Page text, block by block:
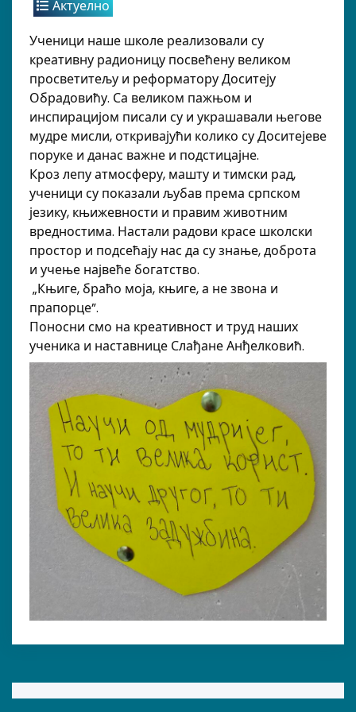
Актуелно
Ученици наше школе реализовали су
креативну радионицу посвећену великом
просветитељу и реформатору Доситеју
Обрадовићу. Са великом пажњом и
инспирацијом писали су и украшавали његове
мудре мисли, откривајући колико су Доситејеве
поруке и данас важне и подстицајне.
Кроз лепу атмосферу, машту и тимски рад,
ученици су показали љубав према српском
језику, књижевности и правим животним
вредностима. Настали радови красе школски
простор и подсећају нас да су знање, доброта
и учење највеће богатство.
„Књиге, браћо моја, књиге, а не звона и
прапорце”.
Поносни смо на креативност и труд наших
ученика и наставнице Слађане Анђелковић.